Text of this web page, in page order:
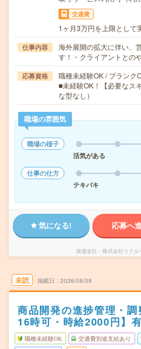
交通費
1ヶ月3万円を上限として
仕事内容
海外展開の拡大に伴い、
す！・クライアントとの
応募資格
職種未経験OK / ブランク
■未経験OK！【必要なス
な型なし）
職場の雰囲気
職場の様子
活気がある
仕事の仕方
テキパキ
気になる! 応募へ
派遣会社 株式会社リクル
未読 掲載日 2026/08/09
商品開発の進捗管理・
16時可・時給2000円】
職種未経験OK 交通費別途支給あり